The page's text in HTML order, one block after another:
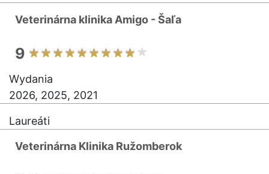
Veterinárna klinika Amigo - Šaľa
9
Wydania
2026, 2025, 2021
Laureáti
Veterinárna Klinika Ružomberok